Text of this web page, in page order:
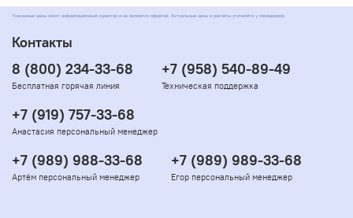
Указанные цены носят информационный характер и не являются офертой. Актуальные цены и расчёты уточняйте у менеджеров
Контакты
8 (800) 234-33-68
Бесплатная горячая линия
+7 (958) 540-89-49
Техническая поддержка
+7 (919) 757-33-68
Анастасия персональный менеджер
+7 (989) 988-33-68
Артём персональный менеджер
+7 (989) 989-33-68
Егор персональный менеджер